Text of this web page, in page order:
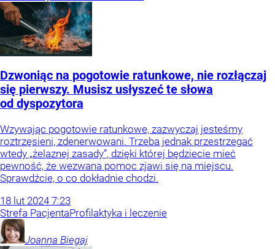
Dzwoniąc na pogotowie ratunkowe, nie rozłączaj
się pierwszy. Musisz usłyszeć te słowa
od dyspozytora
Wzywając pogotowie ratunkowe, zazwyczaj jesteśmy
roztrzęsieni, zdenerwowani. Trzeba jednak przestrzegać
wtedy „żelaznej zasady”, dzięki której będziecie mieć
pewność, że wezwana pomoc zjawi się na miejscu.
Sprawdźcie, o co dokładnie chodzi.
18 lut 2024 7:23
Strefa PacjentaProfilaktyka i leczenie
Joanna Biegaj